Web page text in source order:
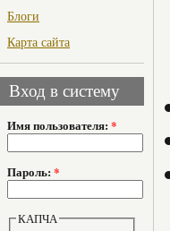
Блоги
Карта сайта
Вход в систему
Имя пользователя: *
Пароль: *
КАПЧА